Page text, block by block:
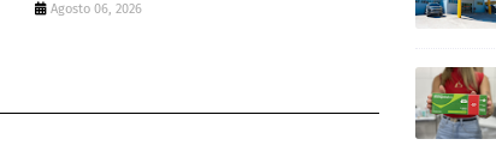
Agosto 06, 2026